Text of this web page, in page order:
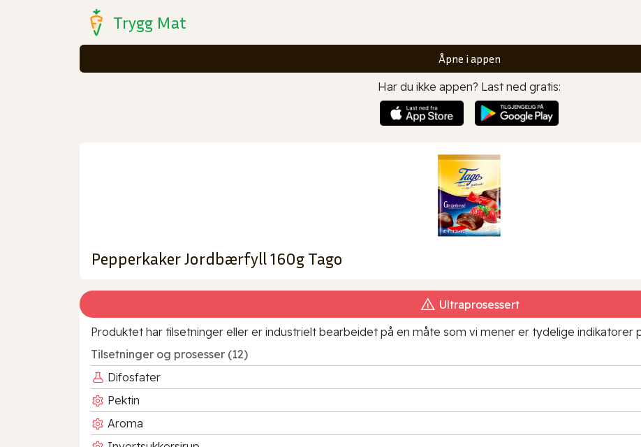
Trygg Mat
Åpne i appen
Har du ikke appen? Last ned gratis:
Pepperkaker Jordbærfyll 160g Tago
Ultraprosessert
Produktet har tilsetninger eller er industrielt bearbeidet på en måte som vi mener er tydelige indikatorer
Tilsetninger og prosesser (12)
Difosfater
Pektin
Aroma